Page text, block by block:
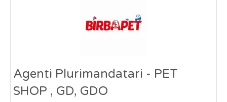
Agenti Plurimandatari - PET
SHOP , GD, GDO